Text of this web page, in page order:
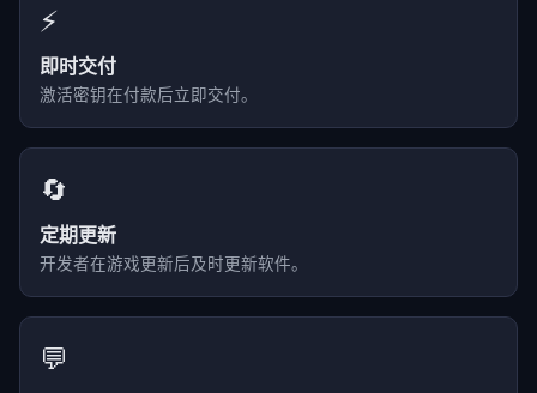
⚡
即时交付
激活密钥在付款后立即交付。
🔄
定期更新
开发者在游戏更新后及时更新软件。
💬